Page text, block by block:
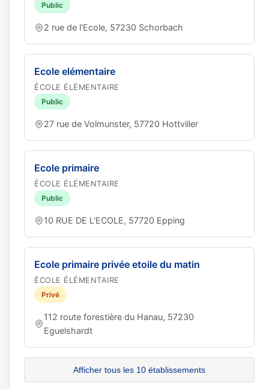
Public
2 rue de l'Ecole, 57230 Schorbach
Ecole elémentaire
ÉCOLE ÉLÉMENTAIRE
Public
27 rue de Volmunster, 57720 Hottviller
Ecole primaire
ÉCOLE ÉLÉMENTAIRE
Public
10 RUE DE L'ECOLE, 57720 Epping
Ecole primaire privée etoile du matin
ÉCOLE ÉLÉMENTAIRE
Privé
112 route forestière du Hanau, 57230
Eguelshardt
Afficher tous les 10 établissements